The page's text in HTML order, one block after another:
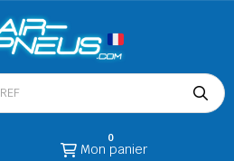
Mon panier
0